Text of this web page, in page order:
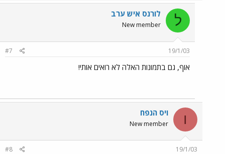
ל לורנס איש ערב
New member
19/1/03
#7
אוף, גם בתמונות האלה לא רואים אותי!
ו ויס הנפח
New member
19/1/03
#8